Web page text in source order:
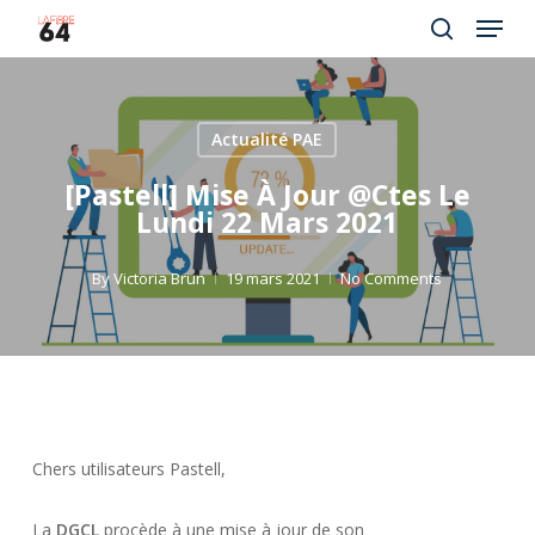
to
search
Menu
Actualité PAE
[Pastell] Mise À Jour @ctes Le
Lundi 22 Mars 2021
ByVictoria Brun 19 mars 2021 No Comments
Chers utilisateurs Pastell,
La DGCLprocède à une mise à jour de son